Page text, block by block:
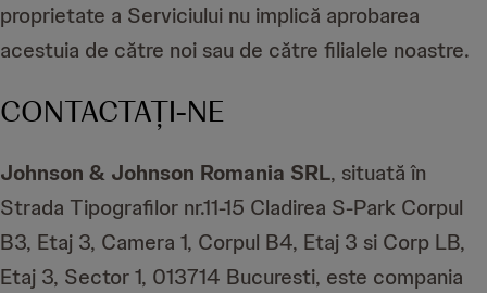
proprietate a Serviciului nu implică aprobarea
acestuia de către noi sau de către filialele noastre.
CONTACTAȚI-NE
Johnson & Johnson Romania SRL, situată în
Strada Tipografilor nr.11-15 Cladirea S-Park Corpul
B3, Etaj 3, Camera 1, Corpul B4, Etaj 3 si Corp LB,
Etaj 3, Sector 1, 013714 Bucuresti, este compania